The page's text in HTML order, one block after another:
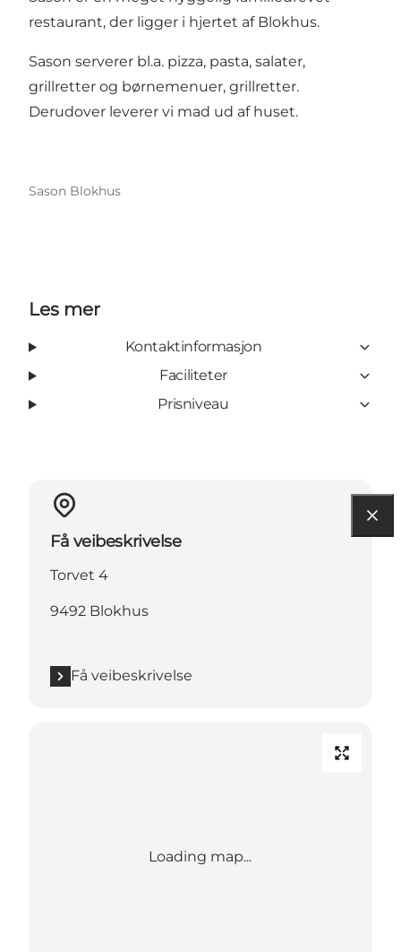
restaurant, der ligger i hjertet af Blokhus.
Sason serverer bl.a. pizza, pasta, salater,
grillretter og børnemenuer, grillretter.
Derudover leverer vi mad ud af huset.
Sason Blokhus
Les mer
Kontaktinformasjon
Faciliteter
Prisniveau
Få veibeskrivelse
Torvet 4
9492 Blokhus
Få veibeskrivelse
Loading map...